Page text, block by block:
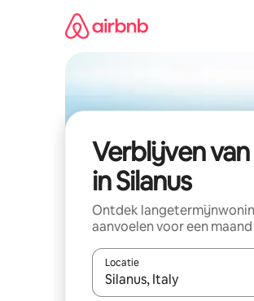
Verblijven
in Silanus
Ontdek
aanvoelen voor een
Locatie
Wanneer er resultaten